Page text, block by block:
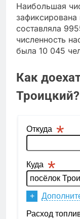
Наибольшая
составляла
численность
была 10 045
Как
Троицкий?